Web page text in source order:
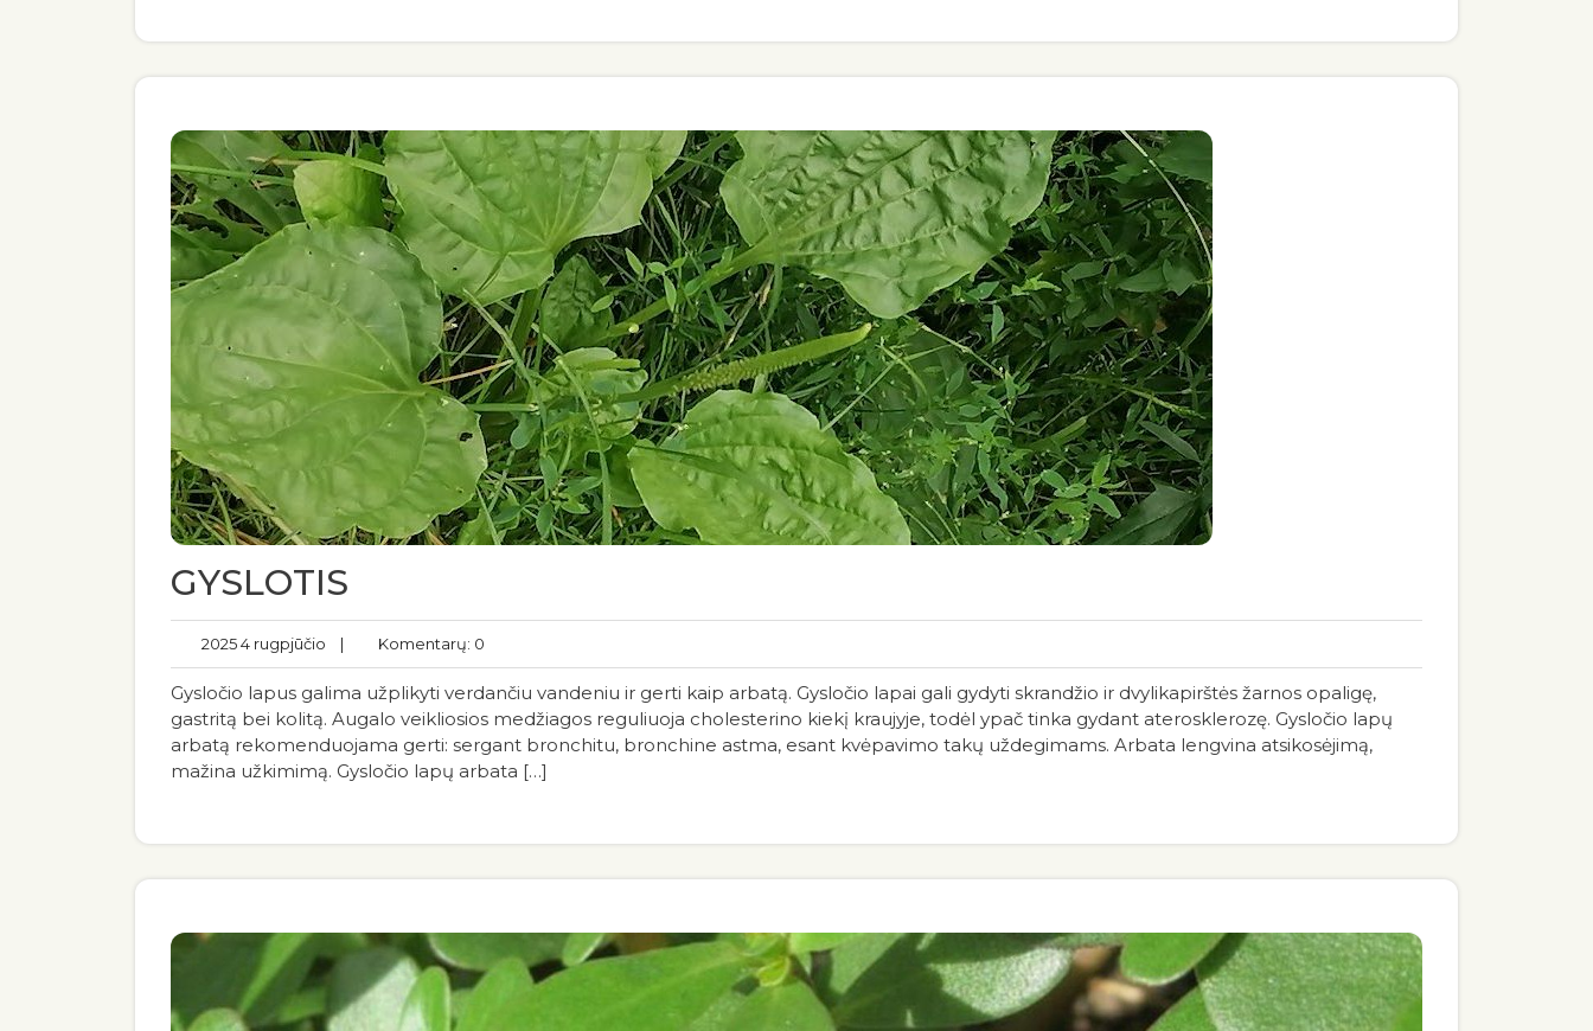
GYSLOTIS
2025 4 rugpjūčio | Komentarų: 0
Gysločio lapus galima užplikyti verdančiu vandeniu ir gerti kaip arbatą. Gysločio lapai gali gydyti skrandžio ir dvylikapirštės žarnos opaligę,
gastritą bei kolitą. Augalo veikliosios medžiagos reguliuoja cholesterino kiekį kraujyje, todėl ypač tinka gydant aterosklerozę. Gysločio lapų
arbatą rekomenduojama gerti: sergant bronchitu, bronchine astma, esant kvėpavimo takų uždegimams. Arbata lengvina atsikosėjimą,
mažina užkimimą. Gysločio lapų arbata […]